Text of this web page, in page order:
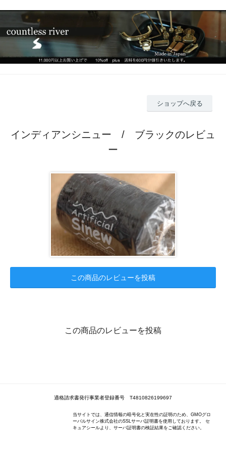
ショップへ戻る
インディアンシニュー / ブラックのレビュ
ー
この商品のレビューを投稿
この商品のレビューを投稿
適格請求書発行事業者登録番号 T4810826199697
当サイトでは、通信情報の暗号化と実在性の証明のため、GMOグロ
ーバルサイン株式会社のSSLサーバ証明書を使用しております。 セ
キュアシールより、サーバ証明書の検証結果をご確認ください。